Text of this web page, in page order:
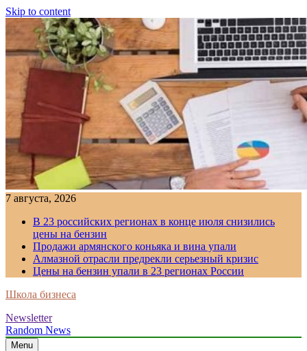
Skip to content
7 августа, 2026
В 23 российских регионах в конце июля снизились
цены на бензин
Продажи армянского коньяка и вина упали
Алмазной отрасли предрекли серьезный кризис
Цены на бензин упали в 23 регионах России
Школа бизнеса
Newsletter
Random News
Menu